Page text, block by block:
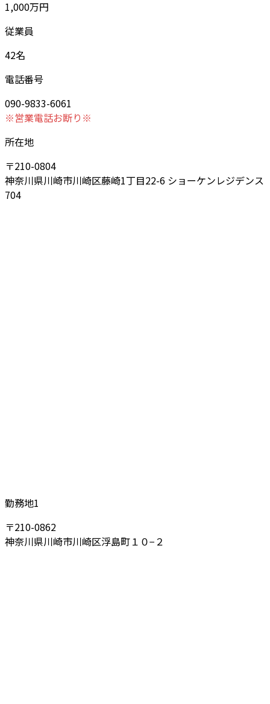
1,000万円
従業員
42名
電話番号
090-9833-6061
※営業電話お断り※
所在地
〒210-0804
神奈川県川崎市川崎区藤崎1丁目22-6 ショーケンレジデンス
704
勤務地1
〒210-0862
神奈川県川崎市川崎区浮島町１０−２